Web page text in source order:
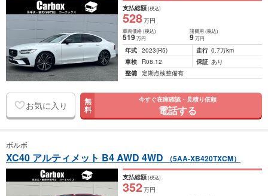
支払総額(税込)
528万円
車両価格(税込)
519万円
諸費用 (税込)
9 万円
年式 2023(R5) 走行 0.7万km
車検
R08.12 保証 あり
整備 定期点検整備有
お気に入り 無
料
今すぐ在庫確認・見積り依頼
電話する
ボルボ
XC40 アルティメット B4 AWD 4WD （5AA-XB420TXCM）
支払総額(税込)
352万円